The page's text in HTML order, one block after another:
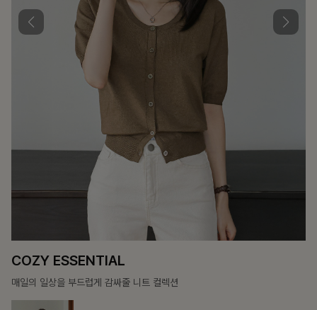
션
리뷰 카운트 영역
리뷰 카운트 영역
헨틴링클 날개티셔츠+치마바지